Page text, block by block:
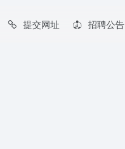
提交网址 招聘公告